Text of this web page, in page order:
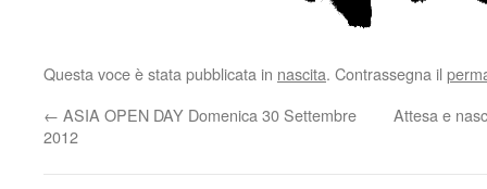
Questa voce è stata pubblicata in nascita. Contrassegna il
← ASIA OPEN DAY Domenica 30 Settembre
2012
Attesa e